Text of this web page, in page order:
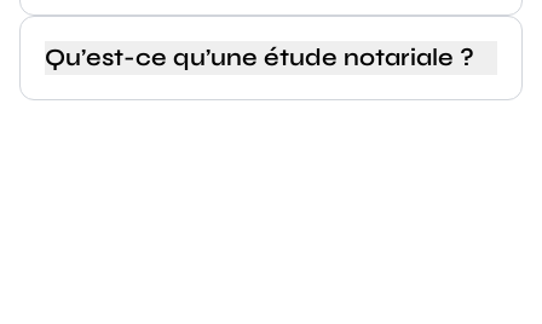
Qu’est-ce qu’une étude notariale ?